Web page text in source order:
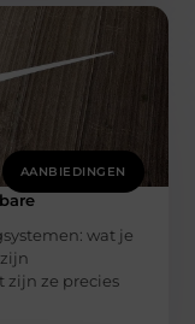
AANBIEDINGEN
wat je
zijn ze precies